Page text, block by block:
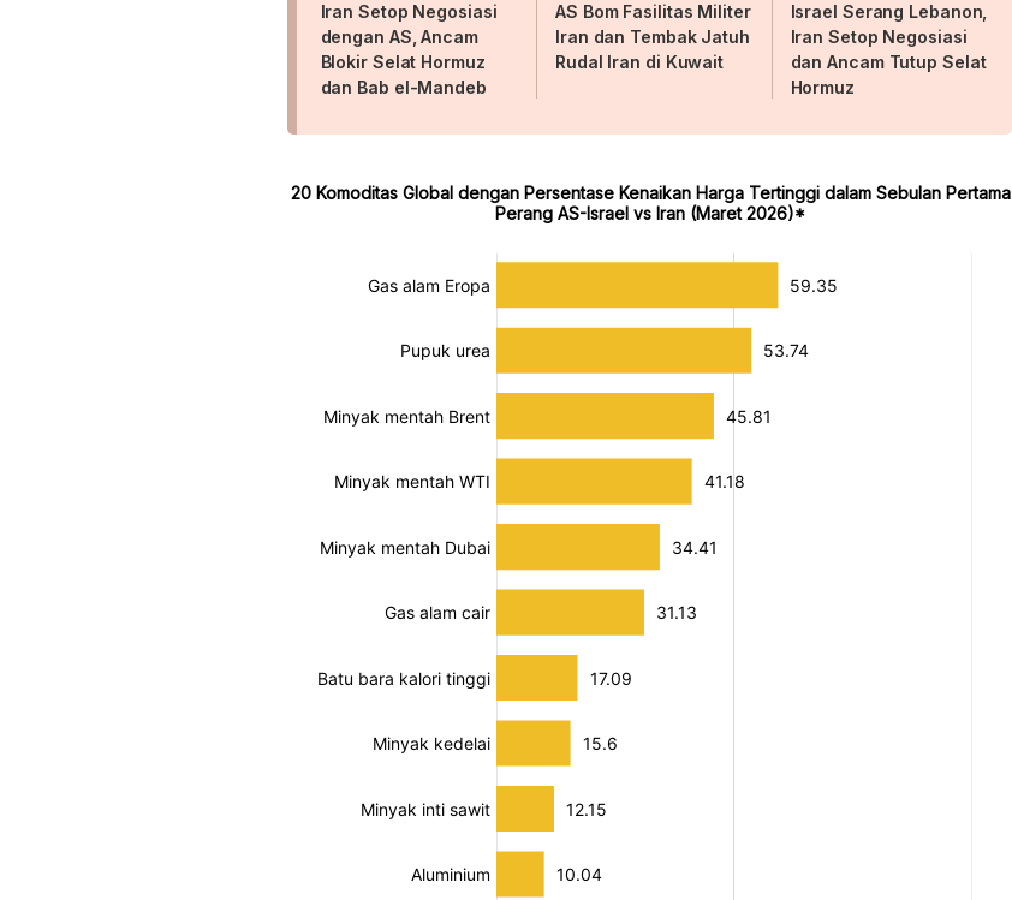
Iran Setop Negosiasi
dengan AS, Ancam
Blokir Selat Hormuz
dan Bab el-Mandeb
AS Bom Fasilitas Militer
Iran dan Tembak Jatuh
Rudal Iran di Kuwait
Israel Serang Lebanon,
Iran Setop Negosiasi
dan Ancam Tutup Selat
Hormuz